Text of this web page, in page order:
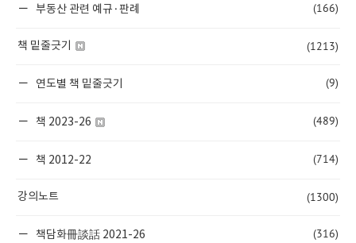
부동산 관련 예규·판례 (166)
책 밑줄긋기 (1213)
연도별 책 밑줄긋기 (9)
책 2023-26 (489)
책 2012-22 (714)
강의노트 (1300)
책담화冊談話 2021-26 (316)